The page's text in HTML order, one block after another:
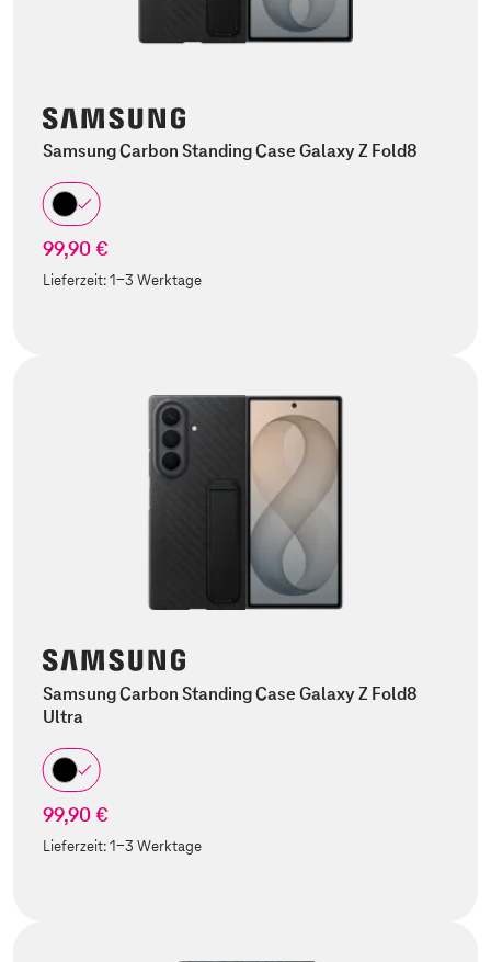
Samsung Carbon Standing Case Galaxy Z Fold8
99,90 €
Lieferzeit:1-3 Werktage
Samsung Carbon Standing Case Galaxy Z Fold8
Ultra
99,90 €
Lieferzeit:1-3 Werktage